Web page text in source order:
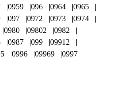
0959 096 0964
0965
097 0972 0973
0974
0980 09802
0982
0987 099
09912
0996 09969 0997